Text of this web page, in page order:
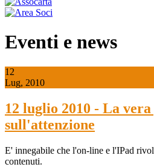
Eventi e news
12
Lug, 2010
12 luglio 2010 - La
sull'attenzione
E' innegabile che l'on-line e l'IPad
contenuti.